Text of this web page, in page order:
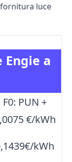
luce
Engie a
F0: PUN +
€/kWh
kWh